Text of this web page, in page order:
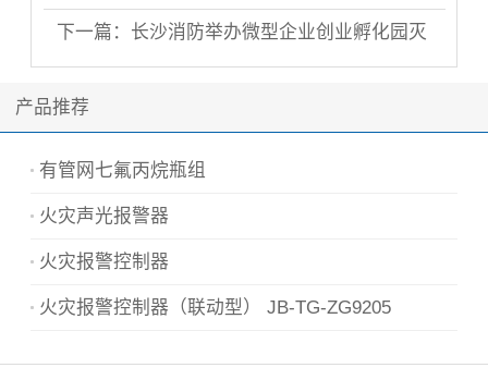
下一篇：长沙消防举办微型企业创业孵化园灭
产品推荐
有管网七氟丙烷瓶组
火灾声光报警器
火灾报警控制器
火灾报警控制器（联动型） JB-TG-ZG9205